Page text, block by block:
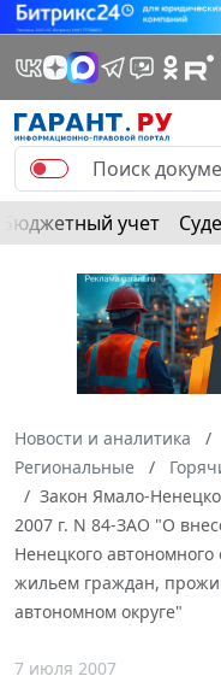
Бюджетный учет
Новости и аналитика
Региональные
Закон Ямало-
2007 г. N 84-ЗАО "О
Ненецкого
жильем граждан,
автономном округе"
7 июля 2007